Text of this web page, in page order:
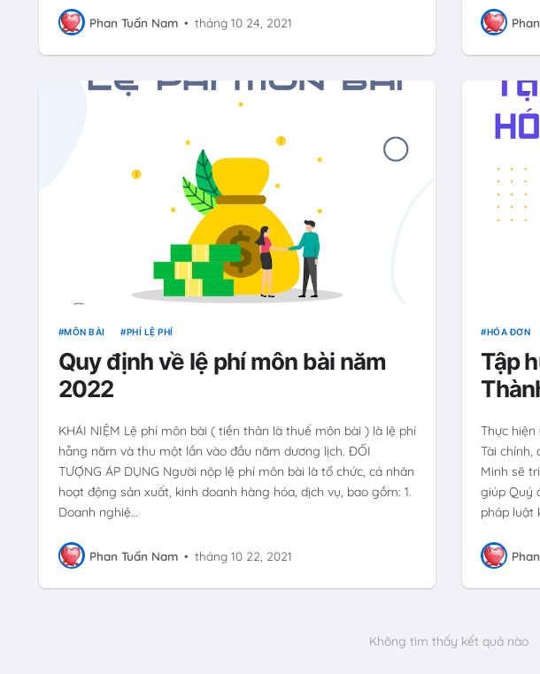
Phan Tuấn Nam • tháng 10 24, 2021
MÔN BÀI PHÍ LỆ PHÍ
Quy định về lệ phí môn bài năm
2022
KHÁI NIỆM Lệ phí môn bài ( tiền thân là thuế môn bài ) là lệ phí
hằng năm và thu một lần vào đầu năm dương lịch. ĐỐI
TƯỢNG ÁP DỤNG Người nộp lệ phí môn bài là tổ chức, cá nhân
hoạt động sản xuất, kinh doanh hàng hóa, dịch vụ, bao gồm: 1.
Doanh nghiệ…
Phan Tuấn Nam • tháng 10 22, 2021
HÓA ĐƠN
Tập
Thực
Tài chính,
Minh sẽ
giúp Quý
pháp luật
Không tìm thấy kết quả nào